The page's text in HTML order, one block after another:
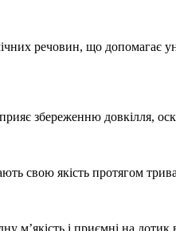
речовин, що
збереженню довкілля,
свою якість протягом
м’якість і приємні на